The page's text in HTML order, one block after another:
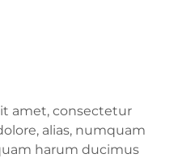
amet, consectetur
alias, numquam
harum ducimus